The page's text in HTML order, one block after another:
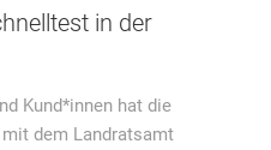
in der
Kund*innen hat die
dem Landratsamt